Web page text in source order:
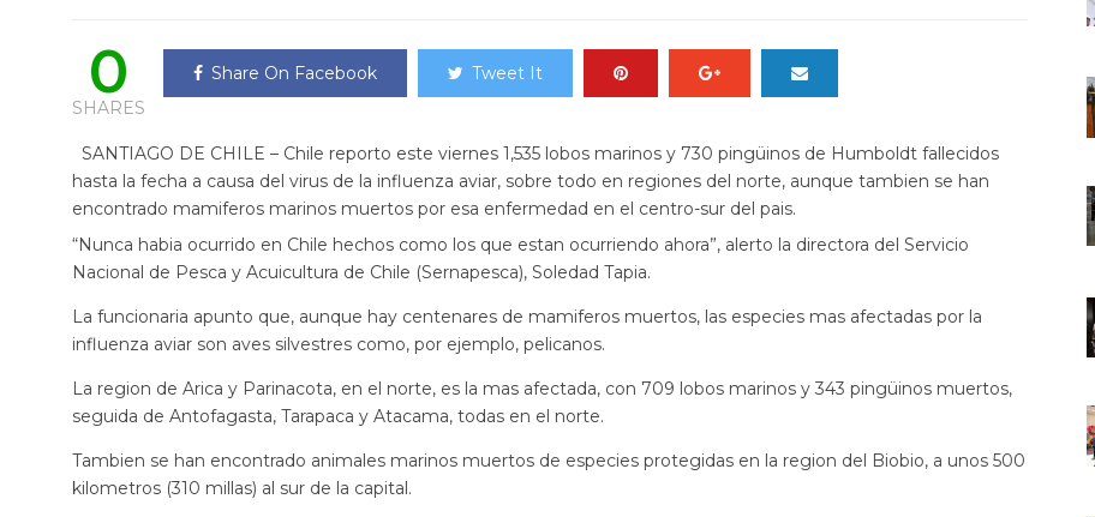
0
SHARES
Share On Facebook Tweet It
SANTIAGO DE CHILE – Chile reporto este viernes 1,535 lobos marinos y 730 pingüinos de Humboldt fallecidos
hasta la fecha a causa del virus de la influenza aviar, sobre todo en regiones del norte, aunque tambien se han
encontrado mamiferos marinos muertos por esa enfermedad en el centro-sur del pais.
“Nunca habia ocurrido en Chile hechos como los que estan ocurriendo ahora”, alerto la directora del Servicio
Nacional de Pesca y Acuicultura de Chile (Sernapesca), Soledad Tapia.
La funcionaria apunto que, aunque hay centenares de mamiferos muertos, las especies mas afectadas por la
influenza aviar son aves silvestres como, por ejemplo, pelicanos.
La region de Arica y Parinacota, en el norte, es la mas afectada, con 709 lobos marinos y 343 pingüinos muertos,
seguida de Antofagasta, Tarapaca y Atacama, todas en el norte.
Tambien se han encontrado animales marinos muertos de especies protegidas en la region del Biobio, a unos 500
kilometros (310 millas) al sur de la capital.